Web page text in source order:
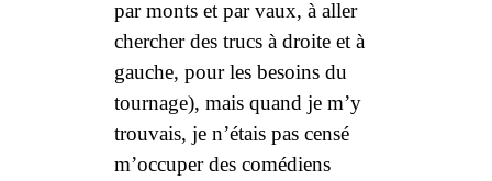
par monts et par vaux, à aller
chercher des trucs à droite et à
gauche, pour les besoins du
tournage), mais quand je m’y
trouvais, je n’étais pas censé
m’occuper des comédiens